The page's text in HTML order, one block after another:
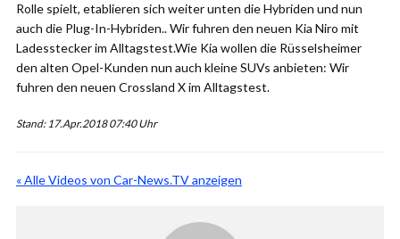
Rolle spielt, etablieren sich weiter unten die Hybriden und nun
auch die Plug-In-Hybriden.. Wir fuhren den neuen Kia Niro mit
Ladesstecker im Alltagstest.Wie Kia wollen die Rüsselsheimer
den alten Opel-Kunden nun auch kleine SUVs anbieten: Wir
fuhren den neuen Crossland X im Alltagstest.
Stand: 17.Apr.2018 07:40 Uhr
« Alle Videos von Car-News.TV anzeigen